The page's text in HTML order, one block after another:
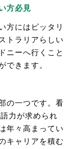
方必見
方にはピッタリ
トラリアらしい
ニーへ行くこと
できます。
の一つです。看
力が求められ
年々高まってい
キャリアを積む